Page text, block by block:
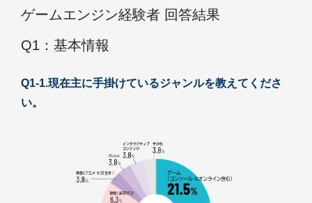
ゲームエンジン経験者 回答結果
Q1：基本情報
Q1-1.現在主に手掛けているジャンルを教えてくださ
い。